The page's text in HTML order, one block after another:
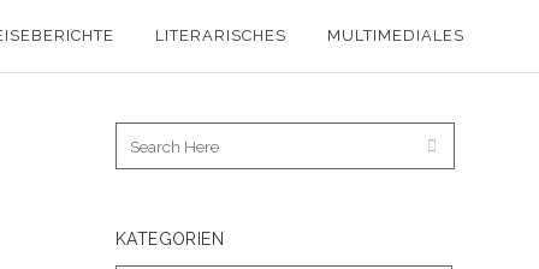
LITERARISCHES MULTIMEDIALES
KATEGORIEN